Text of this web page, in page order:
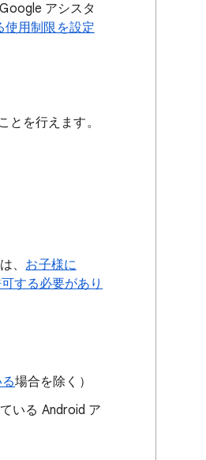
アシスタ
使用制限を設定
とを行えます。
、 お子様に
する必要があり
る場合を除く）
いる Android ア